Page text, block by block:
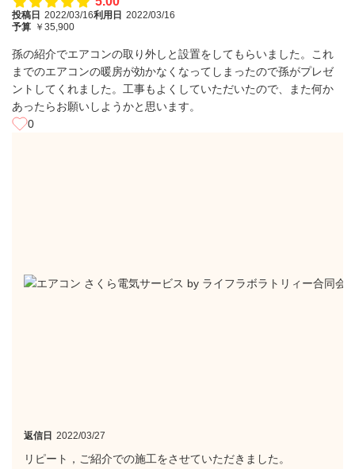
投稿日 2022/03/16利用日 2022/03/16
予算 ￥35,900
孫の紹介でエアコンの取り外しと設置をしてもらいました。これ
までのエアコンの暖房が効かなくなってしまったので孫がプレゼ
ントしてくれました。工事もよくしていただいたので、また何か
あったらお願いしようかと思います。
0
返信日 2022/03/27
リピート，ご紹介での施工をさせていただきました。